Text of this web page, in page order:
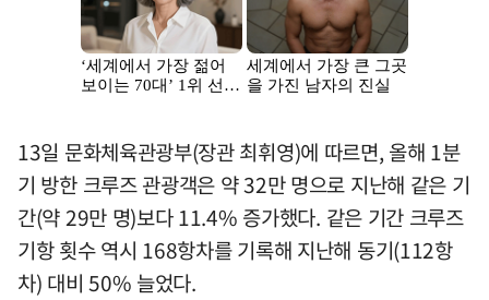
13일 문화체육관광부(장관 최휘영)에 따르면, 올해 1분
기 방한 크루즈 관광객은 약 32만 명으로 지난해 같은 기
간(약 29만 명)보다 11.4% 증가했다. 같은 기간 크루즈
기항 횟수 역시 168항차를 기록해 지난해 동기(112항
차) 대비 50% 늘었다.